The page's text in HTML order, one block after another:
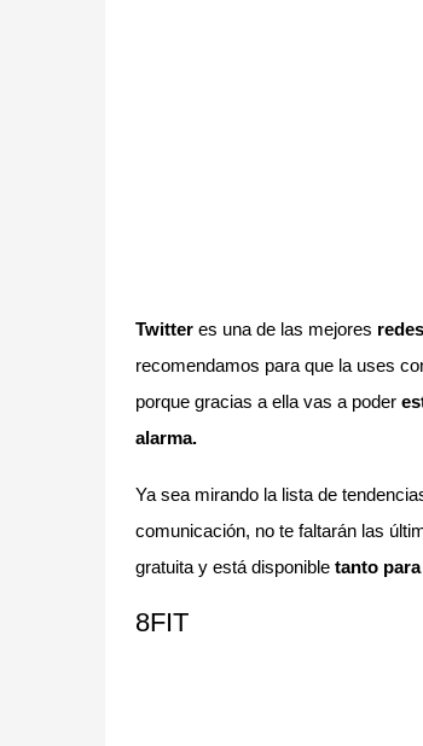
Twitter es una de las mejores
recomendamos para que la uses
porque gracias a ella vas a poder
alarma.
Ya sea mirando la lista de
comunicación, no te faltarán las
gratuita y está disponible tanto
8FIT